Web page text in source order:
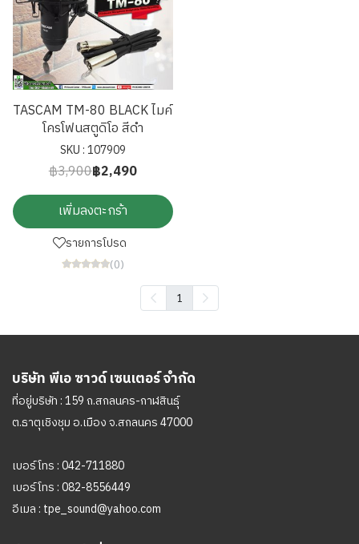
TASCAM TM-80 BLACK ไมค์
โครโฟนสตูดิโอ สีดำ
SKU : 107909
฿3,900฿2,490
เพิ่มลงตะกร้า
รายการโปรด
(0)
1
บริษัท พีเอ ซาวด์ เซนเตอร์ จำกัด
ที่อยู่บริษัท : 159 ถ.สกลนคร-กาฬสินธุ์
ต.ธาตุเชิงชุม อ.เมือง จ.สกลนคร 47000
เบอร์โทร :042-711880
เบอร์โทร :082-8556449
อีเมล : tpe_sound@yahoo.com